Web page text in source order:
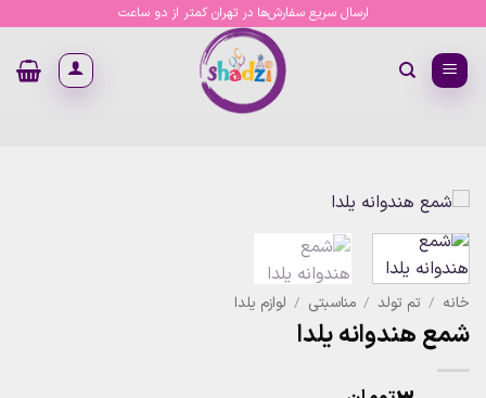
content
ارسال سریع سفارش‌ها در تهران کمتر از دو ساعت
خانه / تم تولد / مناسبتی / لوازم یلدا
شمع هندوانه یلدا